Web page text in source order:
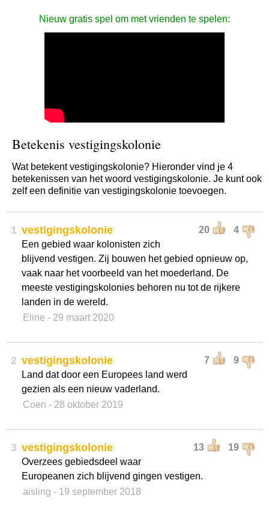
Nieuw gratis spel om met vrienden te spelen:
Betekenis vestigingskolonie
Wat betekent vestigingskolonie? Hieronder vind je 4
betekenissen van het woord vestigingskolonie. Je kunt ook
zelf een definitie van vestigingskolonie toevoegen.
1 20 4
vestigingskolonie
Een gebied waar kolonisten zich
blijvend vestigen. Zij bouwen het gebied opnieuw op,
vaak naar het voorbeeld van het moederland. De
meeste vestigingskolonies behoren nu tot de rijkere
landen in de wereld.
Eline - 29 maart 2020
2 7 9
vestigingskolonie
Land dat door een Europees land werd
gezien als een nieuw vaderland.
Coen - 28 oktober 2019
3 13 19
vestigingskolonie
Overzees gebiedsdeel waar
Europeanen zich blijvend gingen vestigen.
aisling - 19 september 2018